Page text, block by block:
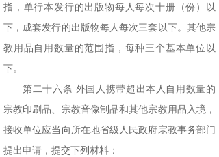
指，单行本发行的出版物每人每次十册（份）以
下，成套发行的出版物每人每次三套以下。其他宗
教用品自用数量的范围指，每种三个基本单位以
下。
第二十六条 外国人携带超出本人自用数量的
宗教印刷品、宗教音像制品和其他宗教用品入境，
接收单位应当向所在地省级人民政府宗教事务部门
提出申请，提交下列材料：